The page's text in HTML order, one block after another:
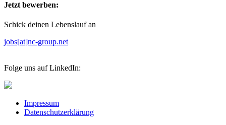
Jetzt bewerben:
Schick deinen Lebenslauf an
jobs[at]nc-group.net
Folge uns auf LinkedIn:
Impressum
Datenschutzerklärung